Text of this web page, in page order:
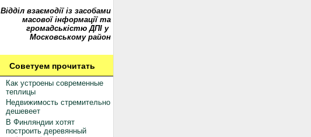
Відділ взаємодії із засобами
масової інформації та
громадськістю ДПІ у
Московському район
Советуем прочитать
Как устроены современные
теплицы
Недвижимость стремительно
дешевеет
В Финляндии хотят
построить деревянный